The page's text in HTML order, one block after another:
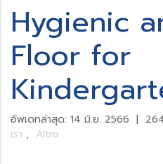
Hygienic
Floor for
อัพเดทล่าสุด: 14 มิ.ย. 2566 |
เรา , Altro